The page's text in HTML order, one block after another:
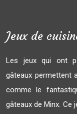
Jeux de
Les jeux qui ont
gâteaux permettent
comme le
gâteaux de Minx. Ce